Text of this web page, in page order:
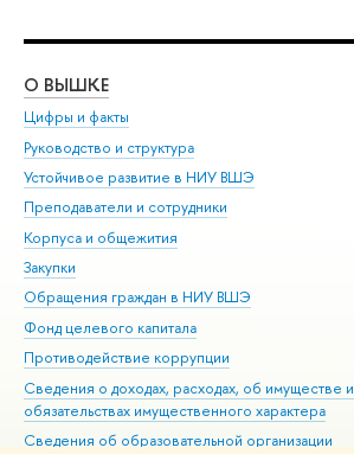
О ВЫШКЕ
Цифры и факты
Руководство и структура
Устойчивое развитие в НИУ ВШЭ
Преподаватели и сотрудники
Корпуса и общежития
Закупки
Обращения граждан в НИУ ВШЭ
Фонд целевого капитала
Противодействие коррупции
Сведения о доходах, расходах, об имуществе и
обязательствах имущественного характера
Сведения об образовательной организации